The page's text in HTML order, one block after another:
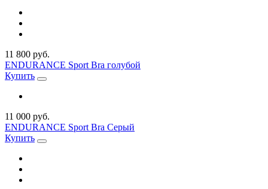
11 800 руб.
ENDURANCE Sport Bra голубой
Купить
11 000 руб.
ENDURANCE Sport Bra Серый
Купить